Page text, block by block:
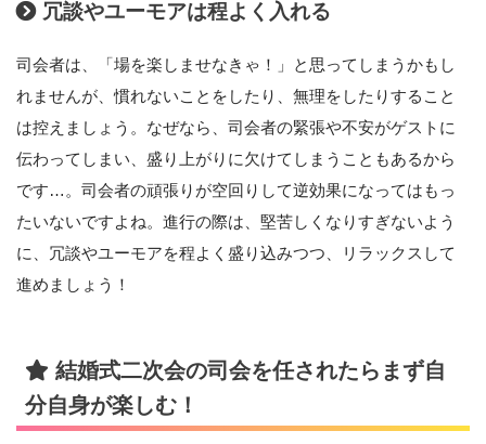
冗談やユーモアは程よく入れる
司会者は、「場を楽しませなきゃ！」と思ってしまうかもし
れませんが、慣れないことをしたり、無理をしたりすること
は控えましょう。なぜなら、司会者の緊張や不安がゲストに
伝わってしまい、盛り上がりに欠けてしまうこともあるから
です…。司会者の頑張りが空回りして逆効果になってはもっ
たいないですよね。進行の際は、堅苦しくなりすぎないよう
に、冗談やユーモアを程よく盛り込みつつ、リラックスして
進めましょう！
結婚式二次会の司会を任されたらまず自
分自身が楽しむ！